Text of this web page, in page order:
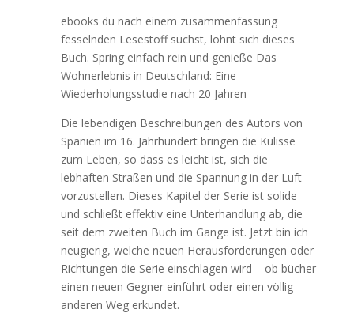
ebooks du nach einem zusammenfassung
fesselnden Lesestoff suchst, lohnt sich dieses
Buch. Spring einfach rein und genieße Das
Wohnerlebnis in Deutschland: Eine
Wiederholungsstudie nach 20 Jahren
Die lebendigen Beschreibungen des Autors von
Spanien im 16. Jahrhundert bringen die Kulisse
zum Leben, so dass es leicht ist, sich die
lebhaften Straßen und die Spannung in der Luft
vorzustellen. Dieses Kapitel der Serie ist solide
und schließt effektiv eine Unterhandlung ab, die
seit dem zweiten Buch im Gange ist. Jetzt bin ich
neugierig, welche neuen Herausforderungen oder
Richtungen die Serie einschlagen wird – ob bücher
einen neuen Gegner einführt oder einen völlig
anderen Weg erkundet.